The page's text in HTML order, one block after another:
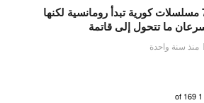
7 مسلسلات كورية تبدأ رومانسية لكنها
ما تتحول إلى قاتمة
منذ سنة واحدة
1
169